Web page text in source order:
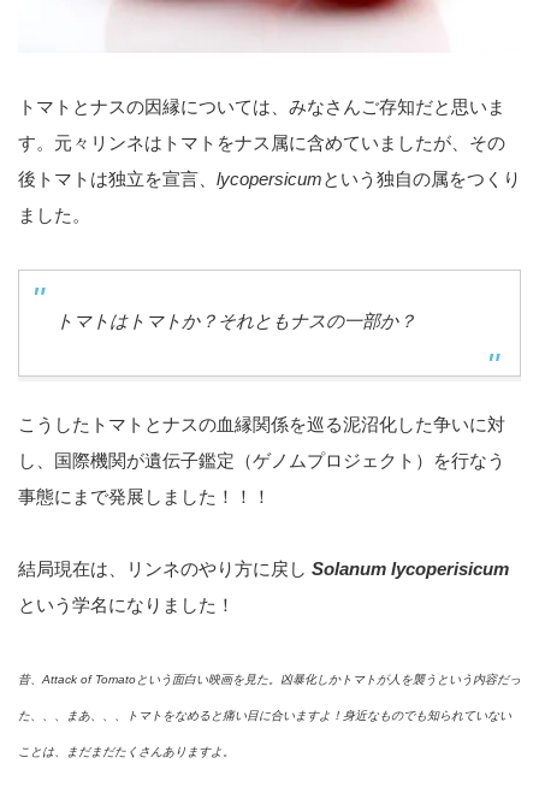
トマトとナスの因縁については、みなさんご存知だと思いま
す。元々リンネはトマトをナス属に含めていましたが、その
後トマトは独立を宣言、 lycopersicumという独自の属をつくり
ました。
トマトはトマトか？それともナスの一部か？
こうしたトマトとナスの血縁関係を巡る泥沼化した争いに対
し、国際機関が遺伝子鑑定（ゲノムプロジェクト）を行なう
事態にまで発展しました！！！
結局現在は、リンネのやり方に戻し Solanum lycoperisicum
という学名になりました！
昔、Attack of Tomatoという 面白い映画を見た。凶暴化しかトマトが人を襲うという内容だっ
た、、、まあ、、、トマトをなめると痛い目に合いますよ！身近なものでも知られていない
ことは、まだまだたくさんありますよ。